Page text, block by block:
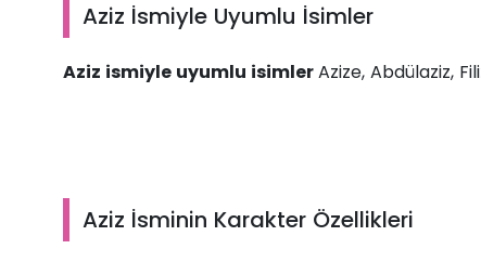
Aziz İsmiyle Uyumlu İsimler
Aziz ismiyle uyumlu isimlerAzize, Abdülaziz,
Aziz İsminin Karakter Özellikleri